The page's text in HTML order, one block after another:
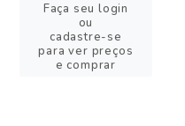
Faça seu login
ou
cadastre-se
para ver preços
e comprar